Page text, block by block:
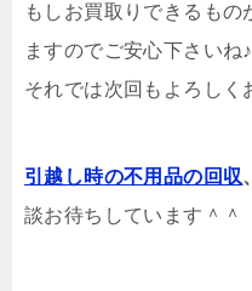
もしお買取りできるもの
ますのでご安心下さいね♪
それでは次回もよろしく
引越し時の不用品の回収、
談お待ちしています＾＾